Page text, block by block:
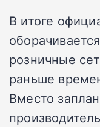
В итоге
розничные
раньше
Вместо